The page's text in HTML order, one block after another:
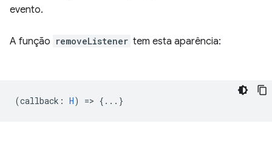
evento.
A função removeListener tem esta aparência:
(callback : H) => {...}